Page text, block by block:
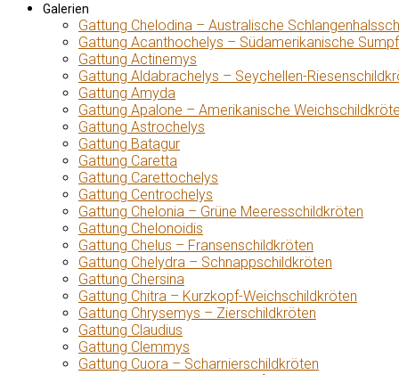
Galerien
Gattung Chelodina – Australische
Gattung Acanthochelys – Südamerikanische
Gattung Actinemys
Gattung Aldabrachelys – Seychellen-
Gattung Amyda
Gattung Apalone – Amerikanische
Gattung Astrochelys
Gattung Batagur
Gattung Caretta
Gattung Carettochelys
Gattung Centrochelys
Gattung Chelonia – Grüne Meeresschildkröten
Gattung Chelonoidis
Gattung Chelus – Fransenschildkröten
Gattung Chelydra – Schnappschildkröten
Gattung Chersina
Gattung Chitra – Kurzkopf-Weichschildkröten
Gattung Chrysemys – Zierschildkröten
Gattung Claudius
Gattung Clemmys
Gattung Cuora – Scharnierschildkröten